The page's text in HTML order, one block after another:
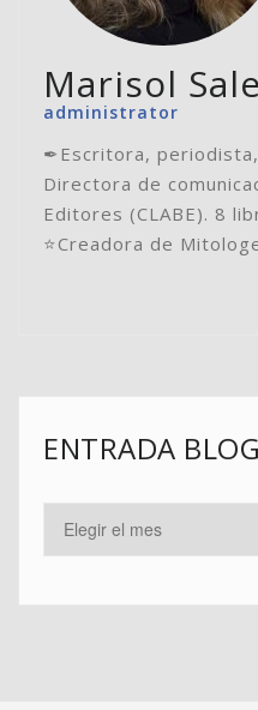
Marisol
administrator
✒Escritora,
Directora de
Editores (CLABE). 8
⭐️Creadora de
ENTRADA BLOG